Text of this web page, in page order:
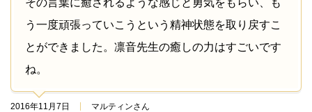
その言葉に癒されるような感じと勇気をもらい、も
う一度頑張っていこうという精神状態を取り戻すこ
とができました。凛音先生の癒しの力はすごいです
ね。
2016年11月7日 マルティンさん